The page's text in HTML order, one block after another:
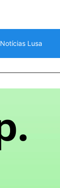
Notícias Lusa